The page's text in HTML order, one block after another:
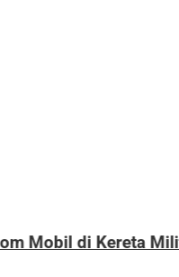
Tewaskan 24 Orang